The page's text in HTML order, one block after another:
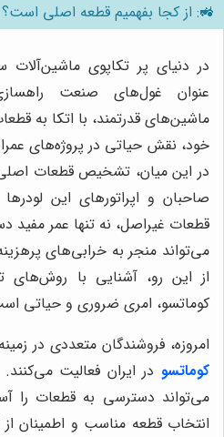
🚜: از کجا بفهمیم قطعه اصلی است؟
در دنیای پر تکاپوی ماشین‌آلات
عنوان غول‌های صنعت
ماشین‌های قدرتمند، با اتکا به
خود، نقش حیاتی در پروژه‌های
در این میان، تشخیص قطعات اصلی
صاحبان و اپراتورهای این
قطعات غیراصل، نه تنها عمر مفید
می‌تواند منجر به خرابی‌های
از این رو، آشنایی با
کوماتسو، امری ضروری و حیاتی
امروزه، فروشندگان متعددی در
کوماتسو در ایران فعالیت
می‌تواند دسترسی به قطعات را
انتخاب قطعه مناسب و اطمینان